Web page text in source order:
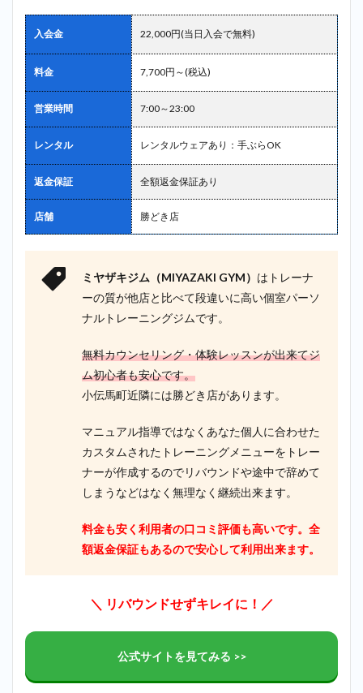
2.9
9
位：ディ
ーハーツ
＿小伝馬
町
位：パーム
ス
（PALMS）
3
町で探すな
ジム
（MIYAZAKI
GYM）が最
入会金 22,000円(当日入会で無料)
料金 7,700円～(税込)
営業時間 7:00～23:00
レンタル レンタルウェアあり：手ぶらOK
返金保証 全額返金保証あり
店舗 勝どき店
ミヤザキジム（MIYAZAKI GYM） はトレーナ
ーの質が他店と比べて段違いに高い個室パーソ
ナルトレーニングジムです。
無料カウンセリング・体験レッスンが出来てジ
ム初心者も安心です。
小伝馬町近隣には勝どき店があります。
マニュアル指導ではなくあなた個人に合わせた
カスタムされたトレーニングメニューをトレー
ナーが作成するのでリバウンドや途中で辞めて
しまうなどはなく無理なく継続出来ます。
料金も安く利用者の口コミ評価も高いです。全
額返金保証もあるので安心して利用出来ます。
＼ リバウンドせずキレイに！／
公式サイトを見てみる >>